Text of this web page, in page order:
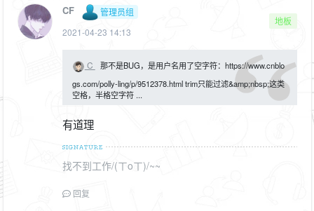
CF
管理员组
2021-04-23 14:13
地板
C
那不是BUG，是用户名用了空字符：https://www.cnblo
gs.com/polly-ling/p/9512378.html trim只能过滤&amp;nbsp;这类
空格，半格空字符 ...
有道理
找不到工作/(ㄒoㄒ)/~~
回复